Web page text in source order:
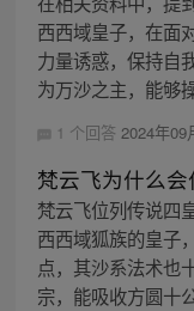
西西域皇子，在面
力量诱惑，保持自
为万沙之主，能够
1 个回答 2024年09
梵云飞为什么
梵云飞位列传说四
西西域狐族的皇子
点，其沙系法术也
宗，能吸收方圆十